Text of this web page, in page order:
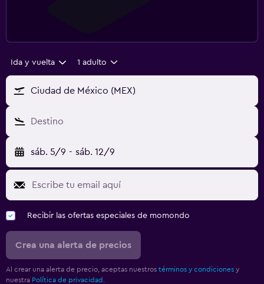
Ida y vuelta 1 adulto
Ciudad de México (MEX)
Destino
sáb. 5/9 - sáb. 12/9
Recibir las ofertas especiales de momondo
Crea una alerta de precios
Al crear una alerta de precio, aceptas nuestros términos y condiciones y
nuestra Política de privacidad.